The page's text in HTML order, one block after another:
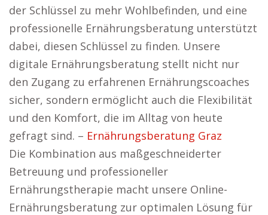
der Schlüssel zu mehr Wohlbefinden, und eine
professionelle Ernährungsberatung unterstützt
dabei, diesen Schlüssel zu finden. Unsere
digitale Ernährungsberatung stellt nicht nur
den Zugang zu erfahrenen Ernährungscoaches
sicher, sondern ermöglicht auch die Flexibilität
und den Komfort, die im Alltag von heute
gefragt sind. – Ernährungsberatung Graz
Die Kombination aus maßgeschneiderter
Betreuung und professioneller
Ernährungstherapie macht unsere Online-
Ernährungsberatung zur optimalen Lösung für